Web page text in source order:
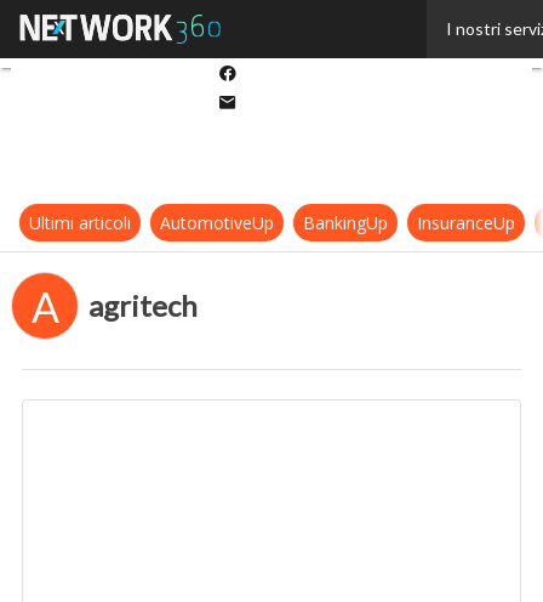
I nostri
Ultimi articoli AutomotiveUp BankingUp InsuranceUp
A agritech